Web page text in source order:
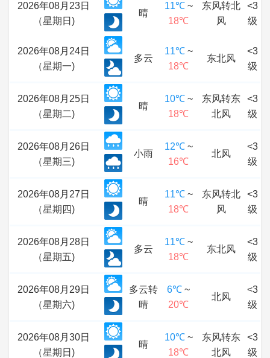
2026年08月23日
（星期日)
晴
11℃~
18℃
东风转北
风
<3
级
2026年08月24日
（星期一)
多云
11℃~
18℃
东北风
<3
级
2026年08月25日
（星期二)
晴
10℃~
18℃
东风转东
北风
<3
级
2026年08月26日
（星期三)
小雨
12℃~
16℃
北风
<3
级
2026年08月27日
（星期四)
晴
11℃~
18℃
东风转北
风
<3
级
2026年08月28日
（星期五)
多云
11℃~
18℃
东北风
<3
级
2026年08月29日
（星期六)
多云转
晴
6℃ ~
20℃
北风
<3
级
2026年08月30日
（星期日)
晴
10℃~
18℃
东风转东
北风
<3
级